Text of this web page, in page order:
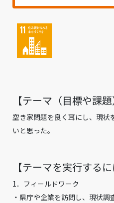
【テーマ（目標や課
空き家問題を良く耳にし、現状
いと思った。
【テーマを実行する
1．フィールドワーク
・県庁や企業を訪問し、現状調